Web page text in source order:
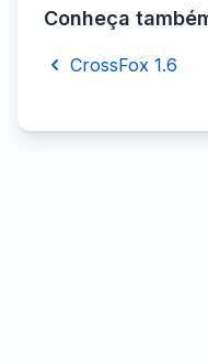
Conheça
CrossFox 1.6